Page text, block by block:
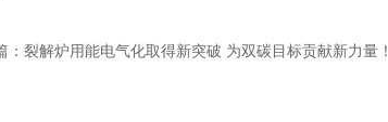
： 裂解炉用能电气化取得新突破 为双碳目标贡献新力量！